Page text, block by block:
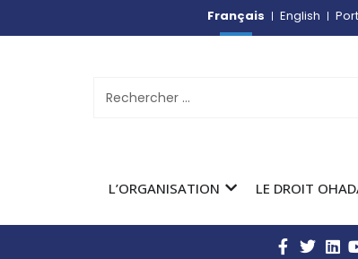
Français English
L’ORGANISATION LE DROIT